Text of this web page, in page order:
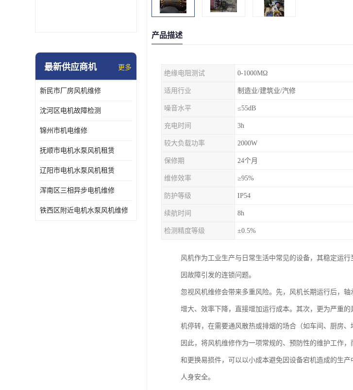
最新供应商机 更多
新民市厂房风机维修
沈河区电机故障检测
锦州市机电维修
抚顺市电机水泵风机租赁
辽阳市电机水泵风机租赁
浑南区三相异步电机维修
铁西区附近电机水泵风机维修
产品描述
绝缘电阻测试 0-1000MΩ
适用行业 制造业/建筑业/汽修
噪音水平 ≤55dB
充电时间 3h
较大负载功率 2000W
保修期 24个月
维修效率 ≥95%
防护等级 IP54
续航时间 8h
检测精度等级 ±0.5%
风机作为工业生产与日常生活中常见的设备，其稳定运
因故障引发的连锁问题。
忽视风机维修会带来多重风险。先，风机长期运行后，
增大、效率下降，直接增加运行成本。其次，更为严重
机停转，在需要通风散热或排烟的场合（如车间、厨房
因此，将风机维修作为一项常规的、预防性的维护工作
和更换易损件，可以以小成本避免因设备宕机造成的生
人身安全。